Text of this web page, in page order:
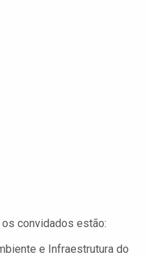
convidados estão:
e Infraestrutura do